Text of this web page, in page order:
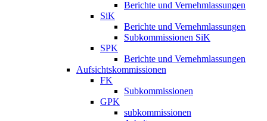
Berichte und Vernehmlassungen
SiK
Berichte und Vernehmlassungen
Subkommissionen SiK
SPK
Berichte und Vernehmlassungen
Aufsichtskommissionen
FK
Subkommissionen
GPK
subkommissionen